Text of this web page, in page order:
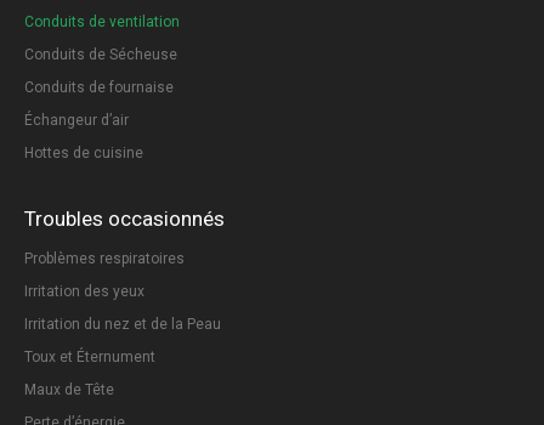
Conduits de ventilation
Conduits de Sécheuse
Conduits de fournaise
Échangeur d’air
Hottes de cuisine
Troubles occasionnés
Problèmes respiratoires
Irritation des yeux
Irritation du nez et de la Peau
Toux et Éternument
Maux de Tête